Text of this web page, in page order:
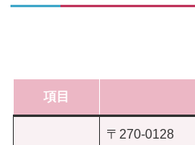
項目
〒270-0128